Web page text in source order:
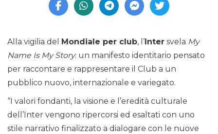
Alla vigilia del Mondiale per club, l’Inter svela My
Name Is My Story: un manifesto identitario pensato
per raccontare e rappresentare il Club a un
pubblico nuovo, internazionale e variegato.
“I valori fondanti, la visione e l’eredità culturale
dell’Inter vengono ripercorsi ed esaltati con uno
stile narrativo finalizzato a dialogare con le nuove